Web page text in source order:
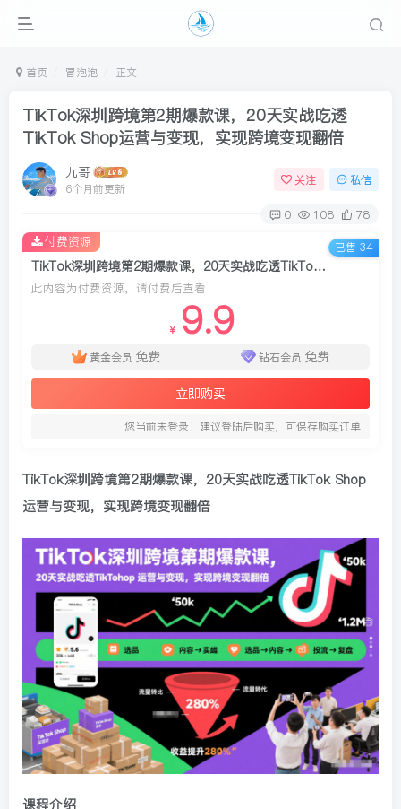
首页 冒泡泡 正文
TikTok深圳跨境第2期爆款课，20天实战吃透
TikTok Shop运营与变现，实现跨境变现翻倍
九哥
6个月前更新
关注 私信
0 108 78
TikTok深圳跨境第2期爆款课，20天实战吃透TikTok Shop运营与变现，实现跨境变现翻倍
此内容为付费资源，请付费后查看
￥ 9.9
黄金会员 免费 钻石会员 免费
立即购买
您当前未登录！建议登陆后购买，可保存购买订单
付费资源 已售 34
TikTok深圳跨境第2期爆款课，20天实战吃透TikTok Shop
运营与变现，实现跨境变现翻倍